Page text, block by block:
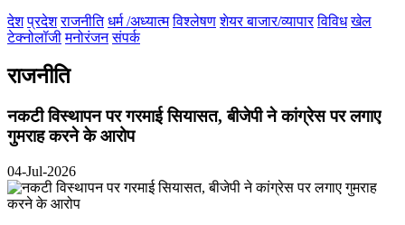
देश प्रदेश राजनीति धर्म /अध्यात्म विश्लेषण शेयर बाजार/व्यापार विविध खेल
टेक्नोलॉजी मनोरंजन संपर्क
राजनीति
नकटी विस्थापन पर गरमाई सियासत, बीजेपी ने कांग्रेस पर लगाए
गुमराह करने के आरोप
04-Jul-2026